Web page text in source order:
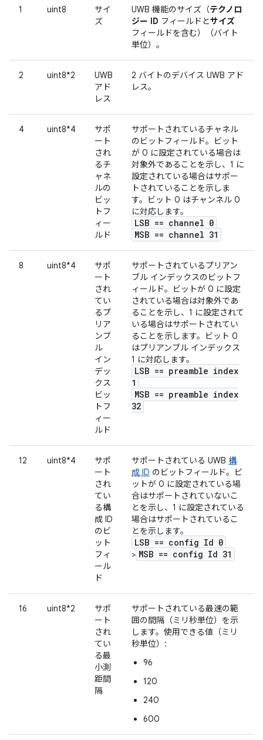
1 uint8
サイ
ズ
UWB 機能のサイズ（テクノロ
ジー ID フィールドとサイズ
フィールドを含む）（バイト
単位）。
2 uint8*2
UWB
アド
レス
2 バイトのデバイス UWB アド
レス。
4 uint8*4
サポ
ート
され
るチ
ャネ
ルの
ビッ
トフ
ィー
ルド
サポートされているチャネル
のビットフィールド。ビット
が 0 に設定されている場合は
対象外であることを示し、1 に
設定されている場合はサポー
トされていることを示しま
す。ビット 0 はチャンネル 0
に対応します。
LSB == channel 0
MSB == channel 31
8 uint8*4
サポ
ート
され
てい
るプ
リア
ンブ
ル
イン
デッ
クス
ビッ
トフ
ィー
ルド
サポートされているプリアン
ブル インデックスのビットフ
ィールド。ビットが 0 に設定
されている場合は対象外であ
ることを示し、1 に設定されて
いる場合はサポートされてい
ることを示します。ビット 0
はプリアンブル インデックス
1 に対応します。
LSB == preamble index
1
MSB == preamble index
32
12 uint8*4
サポ
ート
され
てい
る構
成 ID
のビ
ット
フィ
ール
ド
サポートされている UWB 構
成 ID のビットフィールド。ビ
ットが 0 に設定されている場
合はサポートされていないこ
とを示し、1 に設定されている
場合はサポートされているこ
とを示します。
LSB == config Id 0
> MSB == config Id 31
16 uint8*2
サポ
ート
され
てい
る最
小測
距間
隔
サポートされている最速の範
囲の間隔（ミリ秒単位）を示
します。使用できる値（ミリ
秒単位）:
96
120
240
600